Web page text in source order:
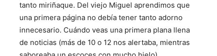
tanto miriñaque. Del viejo Miguel aprendimos que
una primera página no debía tener tanto adorno
innecesario. Cuándo veas una primera plana llena
de noticias (más de 10 o 12 nos alertaba, mientras